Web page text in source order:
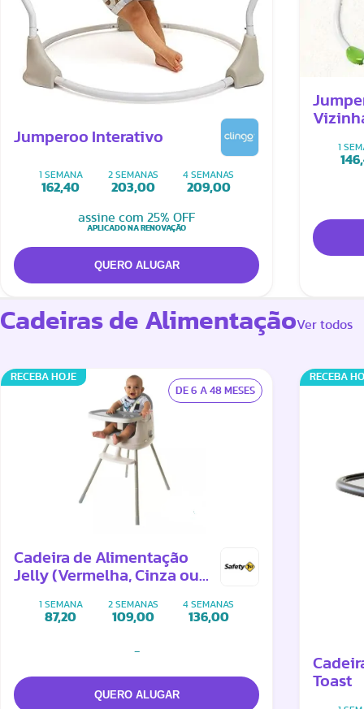
Jumperoo Interativo
1 SEMANA
162,40
2 SEMANAS
203,00
4 SEMANAS
209,00
assine com 25% OFF
APLICADO NA RENOVAÇÃO
1
Cadeiras de AlimentaçãoVer todos
RECEBA HOJE
DE 6 A 48 MESES
Cadeira de Alimentação
Jelly (Vermelha, Cinza ou
1 SEMANA
87,20
2 SEMANAS
109,00
4 SEMANAS
136,00
-
RECEBA
Toast